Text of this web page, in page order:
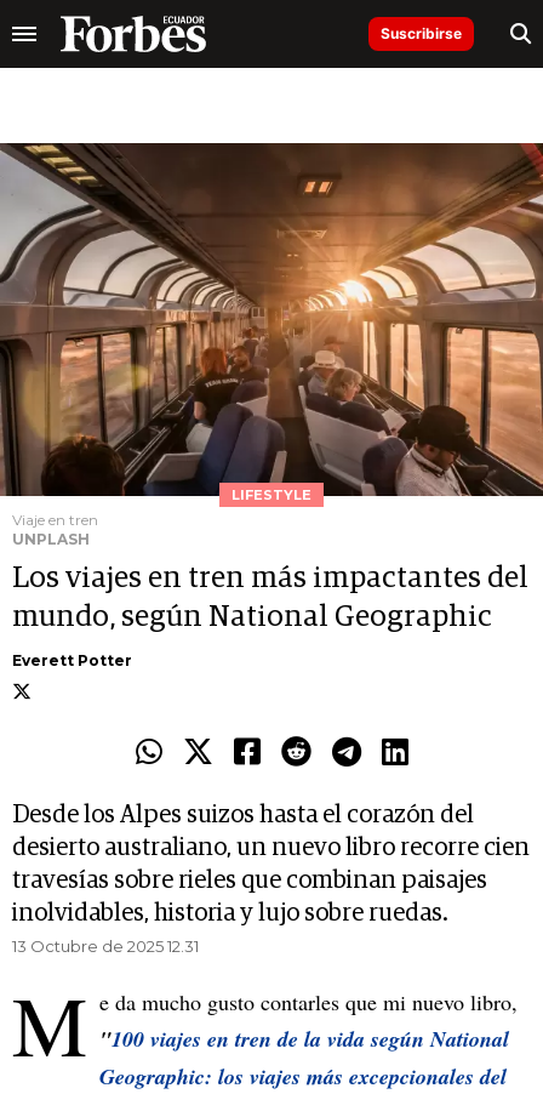
Suscribirse
LIFESTYLE
Viaje en tren
UNPLASH
Los viajes en tren más impactantes del
mundo, según National Geographic
Everett Potter
Desde los Alpes suizos hasta el corazón del
desierto australiano, un nuevo libro recorre cien
travesías sobre rieles que combinan paisajes
inolvidables, historia y lujo sobre ruedas.
13 Octubre de 2025 12.31
M e da mucho gusto contarles que mi nuevo libro,
"100 viajes en tren de la vida según National
Geographic: los viajes más excepcionales del